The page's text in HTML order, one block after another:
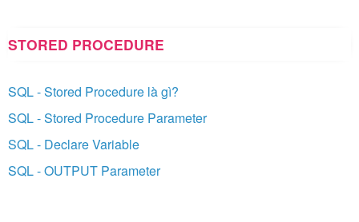
STORED PROCEDURE
SQL - Stored Procedure là gì?
SQL - Stored Procedure Parameter
SQL - Declare Variable
SQL - OUTPUT Parameter